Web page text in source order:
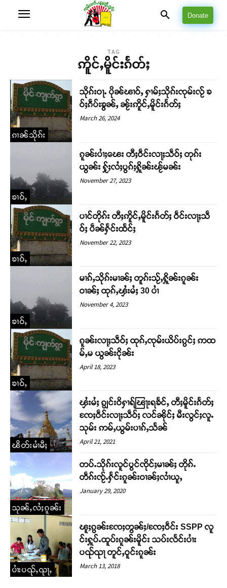
Donate
TAG
ဢိူင်ႇမိူင်းၵႅတ်ႈ
ၵၢၼ်သိုၵ်း
သိုၵ်းဝႃႉ ပိုၼ်ၽၢဝ်ႇ ႁၢမ်ႈသိုၵ်းၸုမ်းလႂ် ၶ
ဝ်ႈၵဵပ်းၶွၼ်ႇ ၼႂ်းဢိူင်ႇမိူင်းၵႅတ်ႈ
March 26, 2024
ၶၢဝ်ႇ
ၵူၼ်းပၢႆႈၽေး တီႈဝဵင်းလႃႈသဵဝ်ႈ တုၵ်း
ယွၼ်း ႁႂ်ႈလႆႈပွၵ်ႈႁိူၼ်းၽႂ်မၼ်း
November 27, 2023
ၶၢဝ်ႇ
ပၢင်တိုၵ်း တီႈဢိူင်ႇမိူင်းၵႅတ်ႈ ဝဵင်းလႃႈသဵ
ဝ်ႈ ပဵၼ်ႁႅင်းထႅင်ႈ
November 22, 2023
ၶၢဝ်ႇ
မၢၵ်ႇသိုၵ်းမၢၼ်ႈ တူၵ်းသႂ်ႇႁိူၼ်းၵူၼ်း
ဝၢၼ်ႈ ထုၵ်ႇၾႆးမႆႈ 30 ပၢႆ
November 4, 2023
ၶၢဝ်ႇ
ၵူၼ်းလႃႈသဵဝ်ႈ ထုၵ်ႇၸုမ်းယိပ်းၵွင်ႈ ဢထ
မ်ႇမ ယွၼ်းငိုၼ်း
April 18, 2023
ၽိတ်းမၢႆမီႈ
ၾႆးမႆႈ ၵျွင်းဝိႁၢရ်ၽြႃးရၶႅင်ႇ တီႈမိူင်းၵႅတ်ႈ
ၸႄႈဝဵင်းလႃႈသဵဝ်ႈ လင်ၼိုင်ႈ မီးလွင်ႈလူႉ
သုမ်း ဢမ်ႇယွမ်းပၢၵ်ႇသႅၼ်
April 21, 2021
သုၼ်ႇလႆႈၵူၼ်း
တပ်ႉသိုၵ်းလူင်ပွင်ၸိုင်ႈမၢၼ်ႈ တိုၵ်ႉ
တဵၵ်းၸႂ်ႉႁႅင်းၵူၼ်းဝၢၼ်ႈလၢႆယူႇ
January 29, 2020
ပၢႆးပၺ်ႇၺႃႇ
ၽူႈၵွၼ်းၸႄႈတွၼ်ႈ/ၸႄႈဝဵင်း SSPP လူ
င်းႁူပ်ႉထူပ်းၵူၼ်းမိူင်း သပ်းလႅင်းပၢႆး
ပၺ်ၺႃ တူင်ႇဝူင်းၵူၼ်း
March 13, 2018